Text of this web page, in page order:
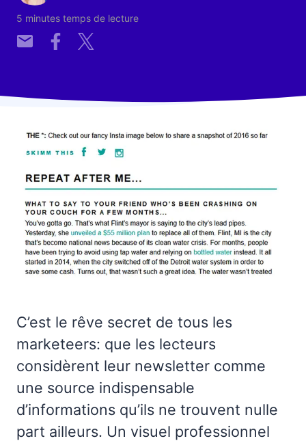
5 minutes temps de lecture
C’est le rêve secret de tous les
marketeers: que les lecteurs
considèrent leur newsletter comme
une source indispensable
d’informations qu’ils ne trouvent nulle
part ailleurs. Un visuel professionnel